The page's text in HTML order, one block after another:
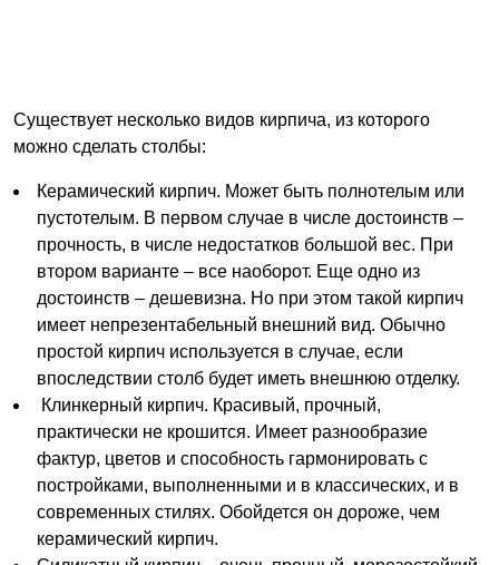
Существует несколько видов кирпича, из которого
можно сделать столбы:
Керамический кирпич. Может быть полнотелым или
пустотелым. В первом случае в числе достоинств –
прочность, в числе недостатков большой вес. При
втором варианте – все наоборот. Еще одно из
достоинств – дешевизна. Но при этом такой кирпич
имеет непрезентабельный внешний вид. Обычно
простой кирпич используется в случае, если
впоследствии столб будет иметь внешнюю отделку.
Клинкерный кирпич. Красивый, прочный,
практически не крошится. Имеет разнообразие
фактур, цветов и способность гармонировать с
постройками, выполненными и в классических, и в
современных стилях. Обойдется он дороже, чем
керамический кирпич.